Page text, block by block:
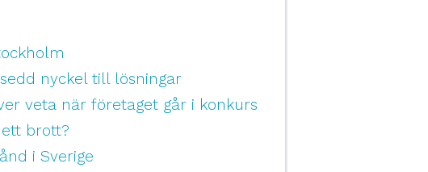
nyckel till lösningar
veta när företaget går i konkurs
brott?
i Sverige